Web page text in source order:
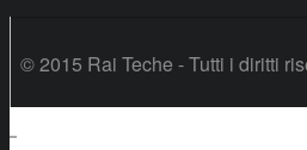
© 2015 Rai Teche - Tutti i diritti